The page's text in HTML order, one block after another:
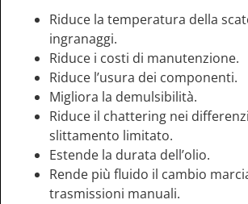
Riduce la temperatura della
ingranaggi.
Riduce i costi di manutenzione.
Riduce l’usura dei componenti.
Migliora la demulsibilità.
Riduce il chattering nei
slittamento limitato.
Estende la durata dell’olio.
Rende più fluido il cambio
trasmissioni manuali.